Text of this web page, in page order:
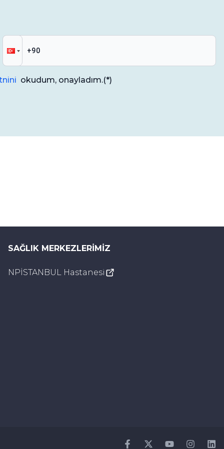
okudum, onayladım.(*)
SAĞLIK MERKEZLERIMIZ
NPİSTANBUL Hastanesi